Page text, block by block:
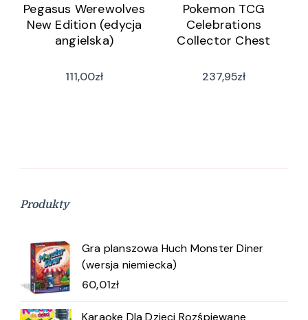
Pegasus Werewolves
New Edition (edycja
angielska)
111,00zł
Pokemon TCG
Celebrations
Collector Chest
237,95zł
Produkty
Gra planszowa Huch Monster Diner
(wersja niemiecka)
60,01zł
Karaoke Dla Dzieci Rozśpiewane